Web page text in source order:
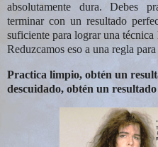
absolutamente dura. Debes
terminar con un resultado
suficiente para lograr una
Reduzcamos eso a una regla
Practica limpio, obtén un
descuidado, obtén un